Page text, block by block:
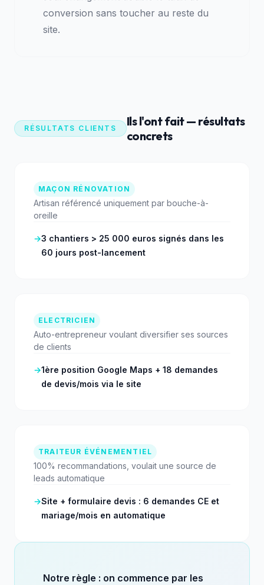
conversion sans toucher au reste du
site.
RÉSULTATS CLIENTS
Ils l'ont fait — résultats
concrets
MAÇON RÉNOVATION
Artisan référencé uniquement par bouche-à-
oreille
→3 chantiers > 25 000 euros signés dans les
60 jours post-lancement
ELECTRICIEN
Auto-entrepreneur voulant diversifier ses sources
de clients
→1ère position Google Maps + 18 demandes
de devis/mois via le site
TRAITEUR ÉVÉNEMENTIEL
100% recommandations, voulait une source de
leads automatique
→Site + formulaire devis : 6 demandes CE et
mariage/mois en automatique
Notre règle : on commence par les